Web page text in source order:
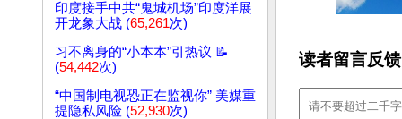
印度接手中共“鬼城机场”印度洋展
开龙象大战 (65,261次)
习不离身的“小本本”引热议 📝
(54,442次)
“中国制电视恐正在监视你” 美媒重
提隐私风险 (52,930次)
读者留言反